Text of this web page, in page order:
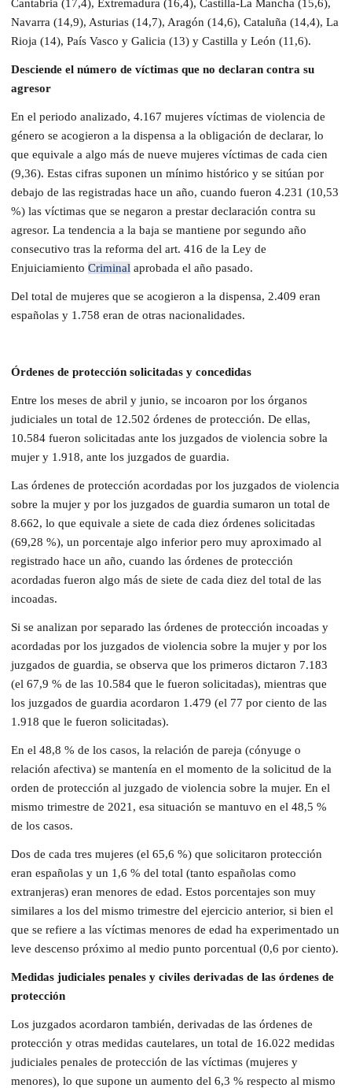
Cantabria (17,4), Extremadura (16,4), Castilla-La Mancha (15,6),
Navarra (14,9), Asturias (14,7), Aragón (14,6), Cataluña (14,4), La
Rioja (14), País Vasco y Galicia (13) y Castilla y León (11,6).
Desciende el número de víctimas que no declaran contra su
agresor
En el periodo analizado, 4.167 mujeres víctimas de violencia de
género se acogieron a la dispensa a la obligación de declarar, lo
que equivale a algo más de nueve mujeres víctimas de cada cien
(9,36). Estas cifras suponen un mínimo histórico y se sitúan por
debajo de las registradas hace un año, cuando fueron 4.231 (10,53
%) las víctimas que se negaron a prestar declaración contra su
agresor. La tendencia a la baja se mantiene por segundo año
consecutivo tras la reforma del art. 416 de la Ley de
Enjuiciamiento Criminal aprobada el año pasado.
Del total de mujeres que se acogieron a la dispensa, 2.409 eran
españolas y 1.758 eran de otras nacionalidades.
Órdenes de protección solicitadas y concedidas
Entre los meses de abril y junio, se incoaron por los órganos
judiciales un total de 12.502 órdenes de protección. De ellas,
10.584 fueron solicitadas ante los juzgados de violencia sobre la
mujer y 1.918, ante los juzgados de guardia.
Las órdenes de protección acordadas por los juzgados de violencia
sobre la mujer y por los juzgados de guardia sumaron un total de
8.662, lo que equivale a siete de cada diez órdenes solicitadas
(69,28 %), un porcentaje algo inferior pero muy aproximado al
registrado hace un año, cuando las órdenes de protección
acordadas fueron algo más de siete de cada diez del total de las
incoadas.
Si se analizan por separado las órdenes de protección incoadas y
acordadas por los juzgados de violencia sobre la mujer y por los
juzgados de guardia, se observa que los primeros dictaron 7.183
(el 67,9 % de las 10.584 que le fueron solicitadas), mientras que
los juzgados de guardia acordaron 1.479 (el 77 por ciento de las
1.918 que le fueron solicitadas).
En el 48,8 % de los casos, la relación de pareja (cónyuge o
relación afectiva) se mantenía en el momento de la solicitud de la
orden de protección al juzgado de violencia sobre la mujer. En el
mismo trimestre de 2021, esa situación se mantuvo en el 48,5 %
de los casos.
Dos de cada tres mujeres (el 65,6 %) que solicitaron protección
eran españolas y un 1,6 % del total (tanto españolas como
extranjeras) eran menores de edad. Estos porcentajes son muy
similares a los del mismo trimestre del ejercicio anterior, si bien el
que se refiere a las víctimas menores de edad ha experimentado un
leve descenso próximo al medio punto porcentual (0,6 por ciento).
Medidas judiciales penales y civiles derivadas de las órdenes de
protección
Los juzgados acordaron también, derivadas de las órdenes de
protección y otras medidas cautelares, un total de 16.022 medidas
judiciales penales de protección de las víctimas (mujeres y
menores), lo que supone un aumento del 6,3 % respecto al mismo